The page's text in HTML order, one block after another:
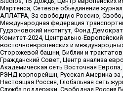
Мартенса, Сетевое объединение
АЛЛАТРА, За свободную Россию,
Международная федерация
Гудзоновский институт, Фонд
Комитет-2024, Центрально-
восточноевропейских и
Сторожевой башни, Библии и
Гражданский Совет, Центр анализа
Академическая сеть Восточная
РЭНД корпорейшн, Русская Америка за
Настоящая Россия, Глобальная сеть
Служба поддержки, Свободная Россия